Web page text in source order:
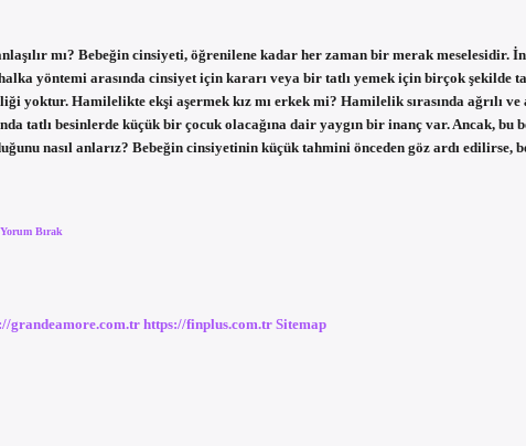
mı? Bebeğin cinsiyeti, öğrenilene kadar her zaman bir merak meselesidir.
yöntemi arasında cinsiyet için kararı veya bir tatlı yemek için birçok şekilde
yoktur. Hamilelikte ekşi aşermek kız mı erkek mi? Hamilelik sırasında ağrılı
tatlı besinlerde küçük bir çocuk olacağına dair yaygın bir inanç var. Ancak,
nasıl anlarız? Bebeğin cinsiyetinin küçük tahmini önceden göz ardı edilirse,
Yorum Bırak
grandeamore.com.tr https://finplus.com.tr Sitemap